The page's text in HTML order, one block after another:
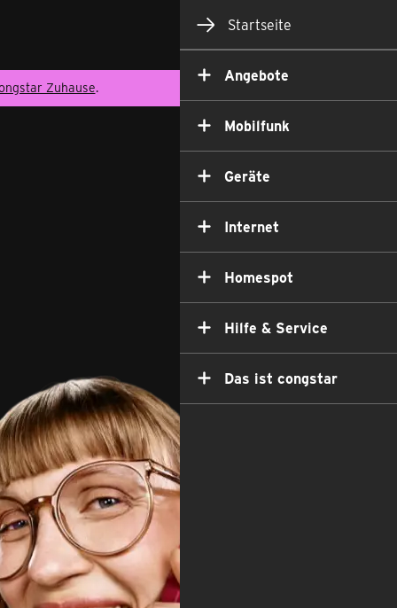
Startseite
Angebote
Mobilfunk
Geräte
Internet
Homespot
Hilfe & Service
Das ist congstar
Zuhause.